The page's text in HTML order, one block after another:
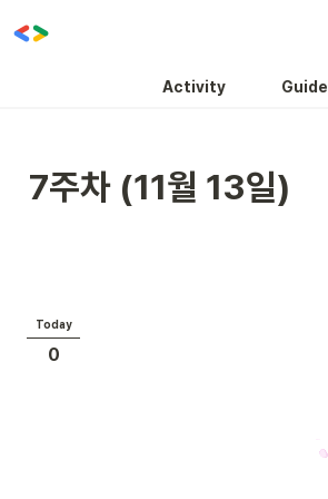
Activity Guide
7주차 (11월 13일)
Today
0